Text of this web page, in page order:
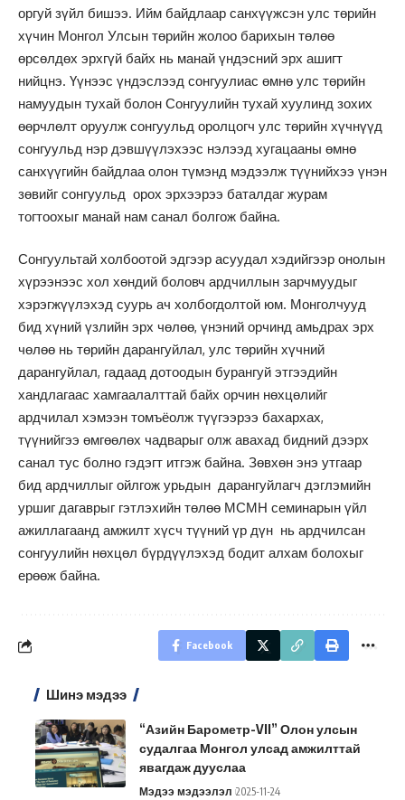
оргуй зүйл бишээ. Ийм байдлаар санхүүжсэн улс төрийн
хүчин Монгол Улсын төрийн жолоо барихын төлөө
өрсөлдөх эрхгүй байх нь манай үндэсний эрх ашигт
нийцнэ. Үүнээс үндэслээд сонгуулиас өмнө улс төрийн
намуудын тухай болон Сонгуулийн тухай хуулинд зохих
өөрчлөлт оруулж сонгуульд оролцогч улс төрийн хүчнүүд
сонгуульд нэр дэвшүүлэхээс нэлээд хугацааны өмнө
санхүүгийн байдлаа олон түмэнд мэдээлж түүнийхээ үнэн
зөвийг сонгуульд орох эрхээрээ баталдаг журам
тогтоохыг манай нам санал болгож байна.
Сонгуультай холбоотой эдгээр асуудал хэдийгээр онолын
хүрээнээс хол хөндий боловч ардчиллын зарчмуудыг
хэрэгжүүлэхэд суурь ач холбогдолтой юм. Монголчууд
бид хүний үзлийн эрх чөлөө, үнэний орчинд амьдрах эрх
чөлөө нь төрийн дарангуйлал, улс төрийн хүчний
дарангуйлал, гадаад дотоодын бурангуй этгээдийн
хандлагаас хамгаалалттай байх орчин нөхцөлийг
ардчилал хэмээн томъёолж түүгээрээ бахархах,
түүнийгээ өмгөөлөх чадварыг олж авахад бидний дээрх
санал тус болно гэдэгт итгэж байна. Зөвхөн энэ утгаар
бид ардчиллыг ойлгож урьдын дарангуйлагч дэглэмийн
уршиг дагаврыг гэтлэхийн төлөө МСМН семинарын үйл
ажиллагаанд амжилт хүсч түүний үр дүн нь ардчилсан
сонгуулийн нөхцөл бүрдүүлэхэд бодит алхам болохыг
ерөөж байна.
Facebook
Шинэ мэдээ
“Азийн Барометр-VII” Олон улсын
судалгаа Монгол улсад амжилттай
явагдаж дууслаа
Мэдээ мэдээлэл 2025-11-24